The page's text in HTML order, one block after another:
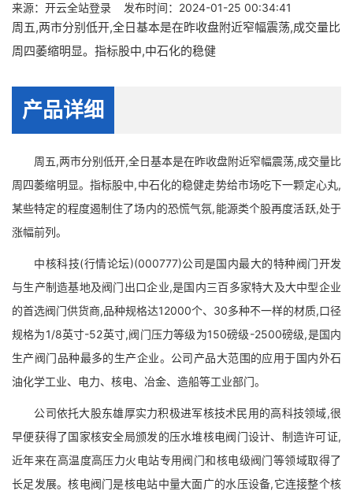
来源： 开云全站登录 发布时间：2024-01-25 00:34:41
周五,两市分别低开,全日基本是在昨收盘附近窄幅震荡,成交量比
周四萎缩明显。指标股中,中石化的稳健
产品详细
周五,两市分别低开,全日基本是在昨收盘附近窄幅震荡,成交量比
周四萎缩明显。指标股中,中石化的稳健走势给市场吃下一颗定心丸,
某些特定的程度遏制住了场内的恐慌气氛,能源类个股再度活跃,处于
涨幅前列。
中核科技(行情论坛)(000777)公司是国内最大的特种阀门开发
与生产制造基地及阀门出口企业,是国内三百多家特大及大中型企业
的首选阀门供货商,品种规格达12000个、30多种不一样的材质,口径
规格为1/8英寸-52英寸,阀门压力等级为150磅级-2500磅级,是国内
生产阀门品种最多的生产企业。公司产品大范围的应用于国内外石
油化学工业、电力、核电、冶金、造船等工业部门。
公司依托大股东雄厚实力积极进军核技术民用的高科技领域,很
早便获得了国家核安全局颁发的压水堆核电阀门设计、制造许可证,
近年来在高温度高压力火电站专用阀门和核电级阀门等领域取得了
长足发展。核电阀门是核电站中量大面广的水压设备,它连接整个核